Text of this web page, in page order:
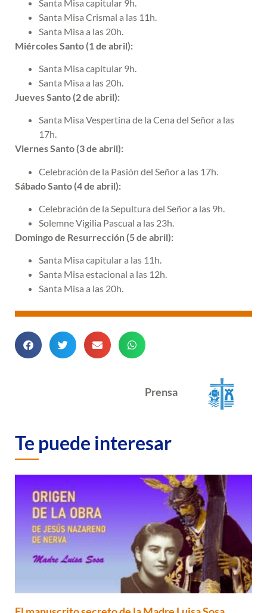
Santa Misa capitular 9h.
Santa Misa Crismal a las 11h.
Santa Misa a las 20h.
Miércoles Santo (1 de abril):
Santa Misa capitular 9h.
Santa Misa a las 20h.
Jueves Santo (2 de abril):
Santa Misa Vespertina de la Cena del Señor a las
17h.
Viernes Santo (3 de abril):
Celebración de la Pasión del Señor a las 17h.
Sábado Santo (4 de abril):
Celebración de la Sepultura del Señor a las 9h.
Solemne Vigilia Pascual a las 23h.
Domingo de Resurrección (5 de abril):
Santa Misa capitular a las 11h.
Santa Misa estacional a las 12h.
Santa Misa a las 20h.
Prensa
Te puede interesar